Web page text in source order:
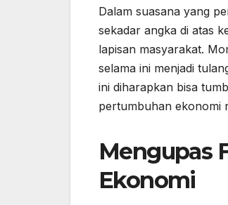
Dalam suasana yang
sekadar angka di atas
lapisan masyarakat.
selama ini menjadi
ini diharapkan bisa
pertumbuhan ekonomi
Mengupas
Ekonomi